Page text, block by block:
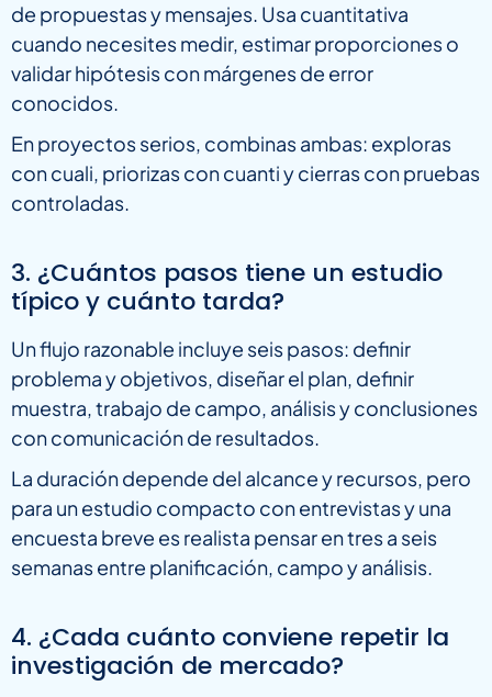
de propuestas y mensajes. Usa cuantitativa
cuando necesites medir, estimar proporciones o
validar hipótesis con márgenes de error
conocidos.
En proyectos serios, combinas ambas: exploras
con cuali, priorizas con cuanti y cierras con pruebas
controladas.
3. ¿Cuántos pasos tiene un estudio
típico y cuánto tarda?
Un flujo razonable incluye seis pasos: definir
problema y objetivos, diseñar el plan, definir
muestra, trabajo de campo, análisis y conclusiones
con comunicación de resultados.
La duración depende del alcance y recursos, pero
para un estudio compacto con entrevistas y una
encuesta breve es realista pensar en tres a seis
semanas entre planificación, campo y análisis.
4. ¿Cada cuánto conviene repetir la
investigación de mercado?